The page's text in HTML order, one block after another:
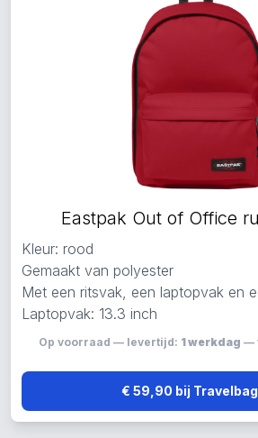
Eastpak Out of Office
Kleur: rood
Gemaakt van polyester
Met een ritsvak, een laptopvak en
Laptopvak: 13.3 inch
Op voorraad — levertijd: 1 werkdag —
€ 59,90 bij